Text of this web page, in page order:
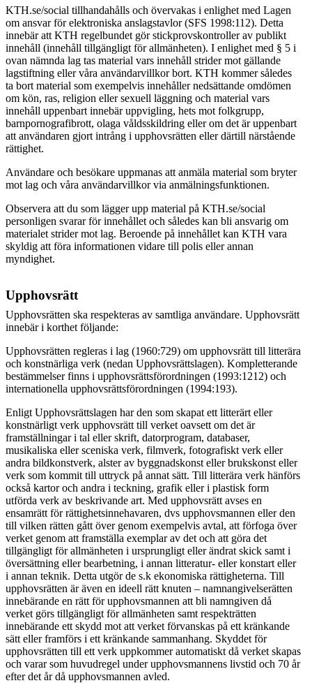
KTH.se/social tillhandahålls och övervakas i enlighet med Lagen
om ansvar för elektroniska anslagstavlor (SFS 1998:112). Detta
innebär att KTH regelbundet gör stickprovskontroller av publikt
innehåll (innehåll tillgängligt för allmänheten). I enlighet med § 5 i
ovan nämnda lag tas material vars innehåll strider mot gällande
lagstiftning eller våra användarvillkor bort. KTH kommer således
ta bort material som exempelvis innehåller nedsättande omdömen
om kön, ras, religion eller sexuell läggning och material vars
innehåll uppenbart innebär uppvigling, hets mot folkgrupp,
barnpornografibrott, olaga våldsskildring eller om det är uppenbart
att användaren gjort intrång i upphovsrätten eller därtill närstående
rättighet.
Användare och besökare uppmanas att anmäla material som bryter
mot lag och våra användarvillkor via anmälningsfunktionen.
Observera att du som lägger upp material på KTH.se/social
personligen svarar för innehållet och således kan bli ansvarig om
materialet strider mot lag. Beroende på innehållet kan KTH vara
skyldig att föra informationen vidare till polis eller annan
myndighet.
Upphovsrätt
Upphovsrätten ska respekteras av samtliga användare. Upphovsrätt
innebär i korthet följande:
Upphovsrätten regleras i lag (1960:729) om upphovsrätt till litterära
och konstnärliga verk (nedan Upphovsrättslagen). Kompletterande
bestämmelser finns i upphovsrättsförordningen (1993:1212) och
internationella upphovsrättsförordningen (1994:193).
Enligt Upphovsrättslagen har den som skapat ett litterärt eller
konstnärligt verk upphovsrätt till verket oavsett om det är
framställningar i tal eller skrift, datorprogram, databaser,
musikaliska eller sceniska verk, filmverk, fotografiskt verk eller
andra bildkonstverk, alster av byggnadskonst eller brukskonst eller
verk som kommit till uttryck på annat sätt. Till litterära verk hänförs
också kartor och andra i teckning, grafik eller i plastisk form
utförda verk av beskrivande art. Med upphovsrätt avses en
ensamrätt för rättighetsinnehavaren, dvs upphovsmannen eller den
till vilken rätten gått över genom exempelvis avtal, att förfoga över
verket genom att framställa exemplar av det och att göra det
tillgängligt för allmänheten i ursprungligt eller ändrat skick samt i
översättning eller bearbetning, i annan litteratur- eller konstart eller
i annan teknik. Detta utgör de s.k ekonomiska rättigheterna. Till
upphovsrätten är även en ideell rätt knuten – namnangivelserätten
innebärande en rätt för upphovsmannen att bli namngiven då
verket görs tillgängligt för allmänheten samt respekträtten
innebärande ett skydd mot att verket förvanskas på ett kränkande
sätt eller framförs i ett kränkande sammanhang. Skyddet för
upphovsrätten till ett verk uppkommer automatiskt då verket skapas
och varar som huvudregel under upphovsmannens livstid och 70 år
efter det år då upphovsmannen avled.